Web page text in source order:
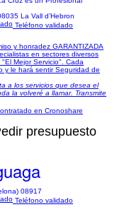
La Vall d’Hebron
Teléfono validado
y honradez GARANTIZADA
en sectores diversos
Mejor Servicio". Cada
y le hará sentir Seguridad de
a los servicios que desea el
la volveré a llamar. Transmite
en Cronoshare
presupuesto
08917
Teléfono validado